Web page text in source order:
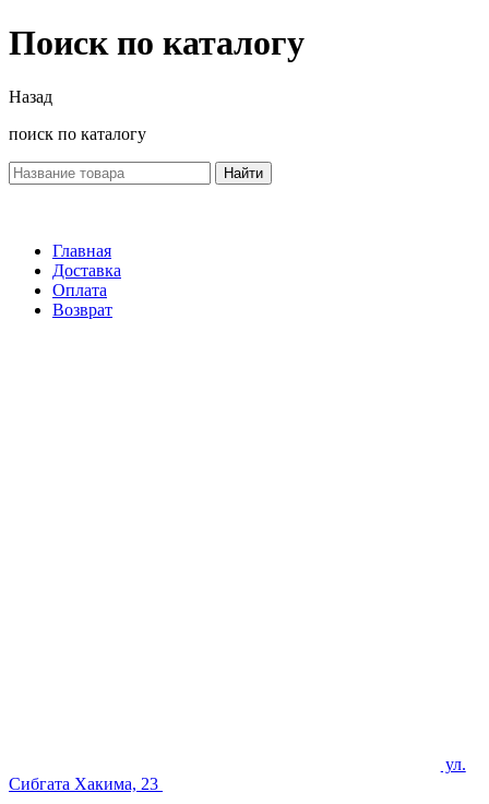
Поиск по каталогу
Назад
поиск по каталогу
Найти
Главная
Доставка
Оплата
Возврат
ул.
Сибгата Хакима, 23